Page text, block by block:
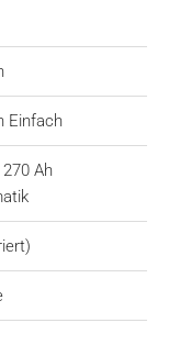
Einfach
Ah